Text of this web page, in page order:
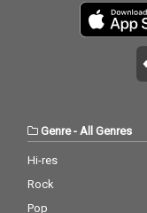
Genre-All Genres
Hi-res
Rock
Pop